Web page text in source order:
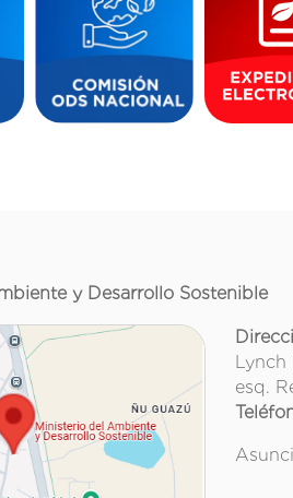
y Desarrollo Sostenible
Lynch
esq.